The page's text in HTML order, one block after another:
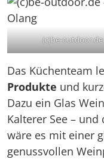
(c)be-outdoor.de
Das Küchenteam
Produkte und
Dazu ein Glas
Kalterer See –
wäre es mit einer
genussvollen